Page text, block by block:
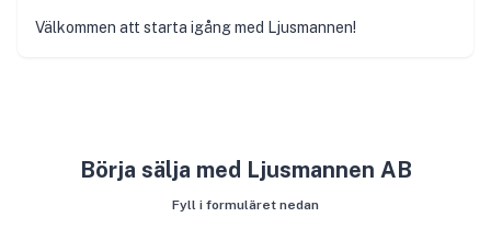
Välkommen att starta igång med Ljusmannen!
Börja sälja med Ljusmannen AB
Fyll i formuläret nedan